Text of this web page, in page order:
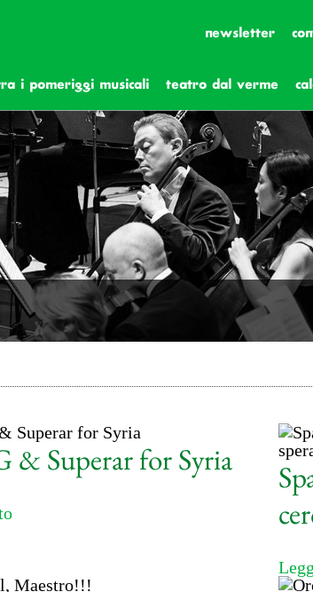
newsletter
i pomeriggi musicali teatro dal verme
& Superar for Syria